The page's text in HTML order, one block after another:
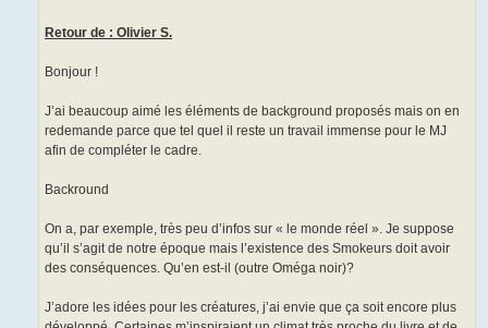
Retour de : Olivier S.
Bonjour !
J’ai beaucoup aimé les éléments de background proposés mais on en
redemande parce que tel quel il reste un travail immense pour le MJ
afin de compléter le cadre.
Backround
On a, par exemple, très peu d’infos sur « le monde réel ». Je suppose
qu’il s’agit de notre époque mais l’existence des Smokeurs doit avoir
des conséquences. Qu’en est-il (outre Oméga noir)?
J’adore les idées pour les créatures, j’ai envie que ça soit encore plus